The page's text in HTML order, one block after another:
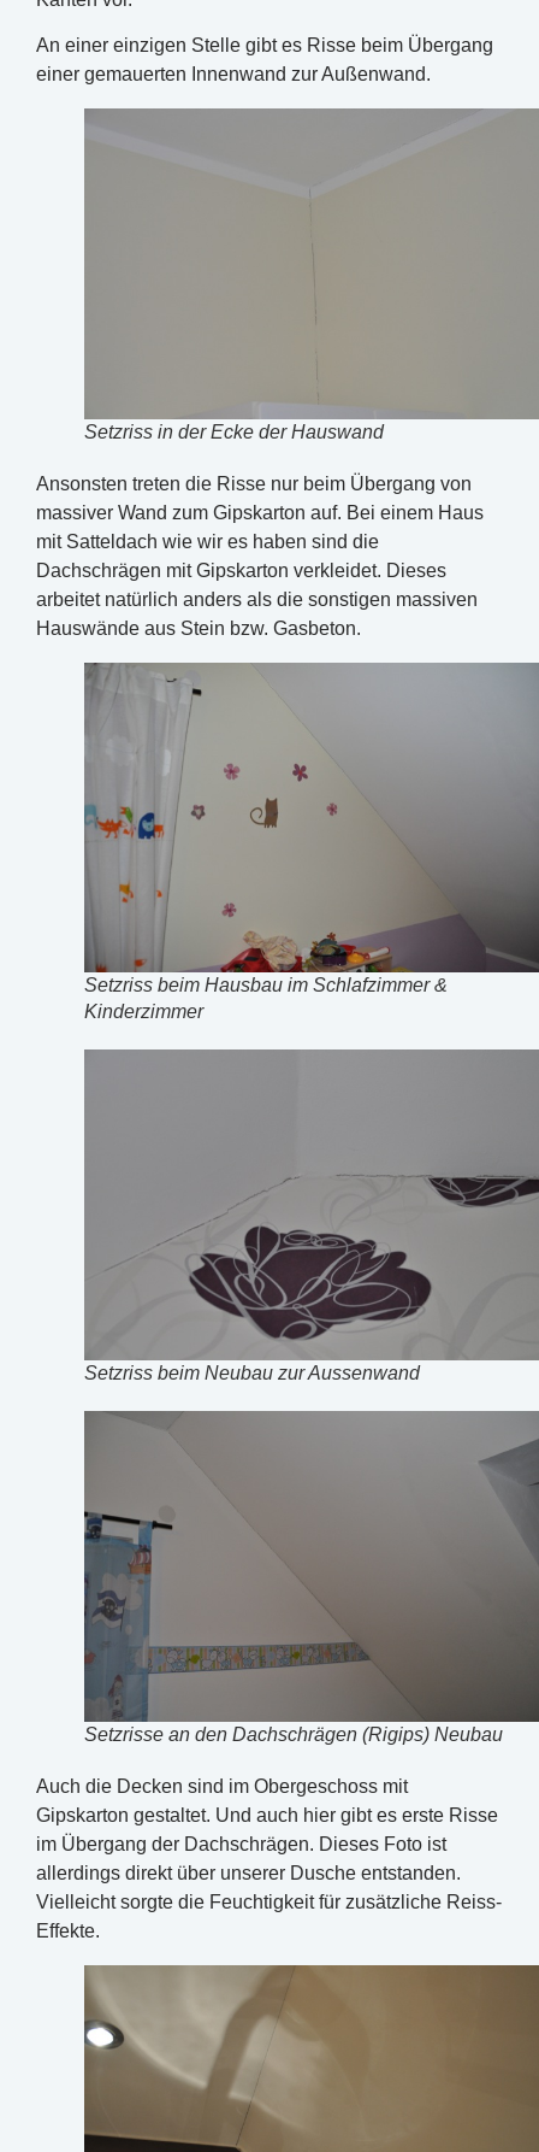
An einer einzigen Stelle gibt es Risse beim Übergang
einer gemauerten Innenwand zur Außenwand.
Setzriss in der Ecke der Hauswand
Ansonsten treten die Risse nur beim Übergang von
massiver Wand zum Gipskarton auf. Bei einem Haus
mit Satteldach wie wir es haben sind die
Dachschrägen mit Gipskarton verkleidet. Dieses
arbeitet natürlich anders als die sonstigen massiven
Hauswände aus Stein bzw. Gasbeton.
Setzriss beim Hausbau im Schlafzimmer &
Kinderzimmer
Setzriss beim Neubau zur Aussenwand
Setzrisse an den Dachschrägen (Rigips) Neubau
Auch die Decken sind im Obergeschoss mit
Gipskarton gestaltet. Und auch hier gibt es erste Risse
im Übergang der Dachschrägen. Dieses Foto ist
allerdings direkt über unserer Dusche entstanden.
Vielleicht sorgte die Feuchtigkeit für zusätzliche Reiss-
Effekte.